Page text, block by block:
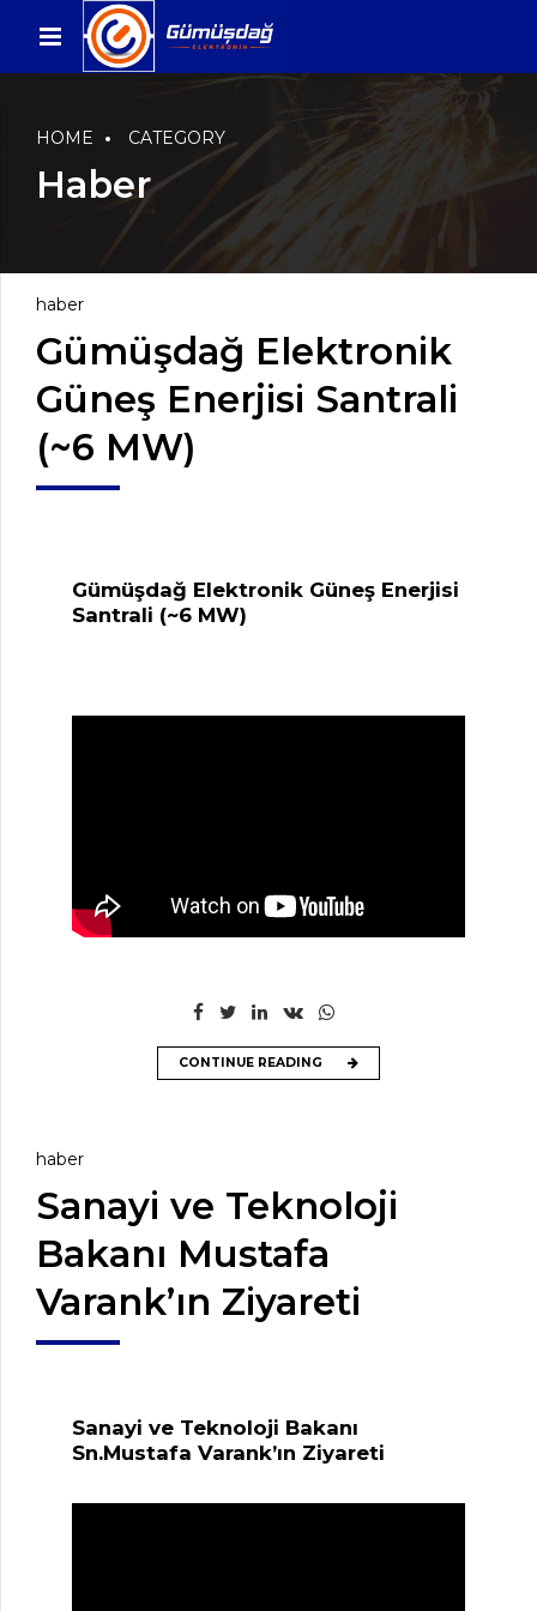
HOME CATEGORY
Haber
haber
Gümüşdağ Elektronik
Güneş Enerjisi Santrali
(~6 MW)
Gümüşdağ Elektronik Güneş Enerjisi
Santrali (~6 MW)
CONTINUE READING
haber
Sanayi ve Teknoloji
Bakanı Mustafa
Varank’ın Ziyareti
Sanayi ve Teknoloji Bakanı
Sn.Mustafa Varank’ın Ziyareti